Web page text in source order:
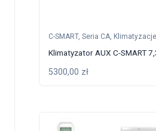
C-SMART,Seria CA, Klimatyzacje
Klimatyzator AUX C-SMART
5300,00 zł